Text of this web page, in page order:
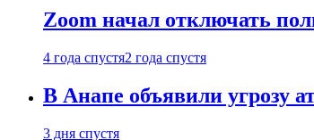
Zoom начал отключать
4 года спустя2 года спустя
В Анапе объявили угрозу
3 дня спустя